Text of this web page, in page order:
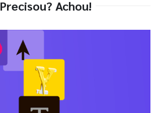
Precisou? Achou!